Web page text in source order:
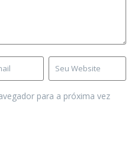
para a próxima vez